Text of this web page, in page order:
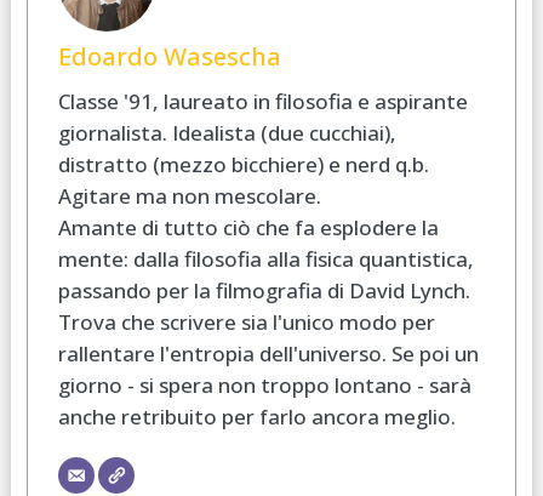
Edoardo Wasescha
Classe '91, laureato in filosofia e aspirante
giornalista. Idealista (due cucchiai),
distratto (mezzo bicchiere) e nerd q.b.
Agitare ma non mescolare.
Amante di tutto ciò che fa esplodere la
mente: dalla filosofia alla fisica quantistica,
passando per la filmografia di David Lynch.
Trova che scrivere sia l'unico modo per
rallentare l'entropia dell'universo. Se poi un
giorno - si spera non troppo lontano - sarà
anche retribuito per farlo ancora meglio.